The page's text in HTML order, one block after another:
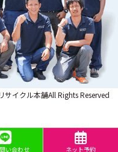
イクル本舗All Rights Reserved
い合わせ ネット予約